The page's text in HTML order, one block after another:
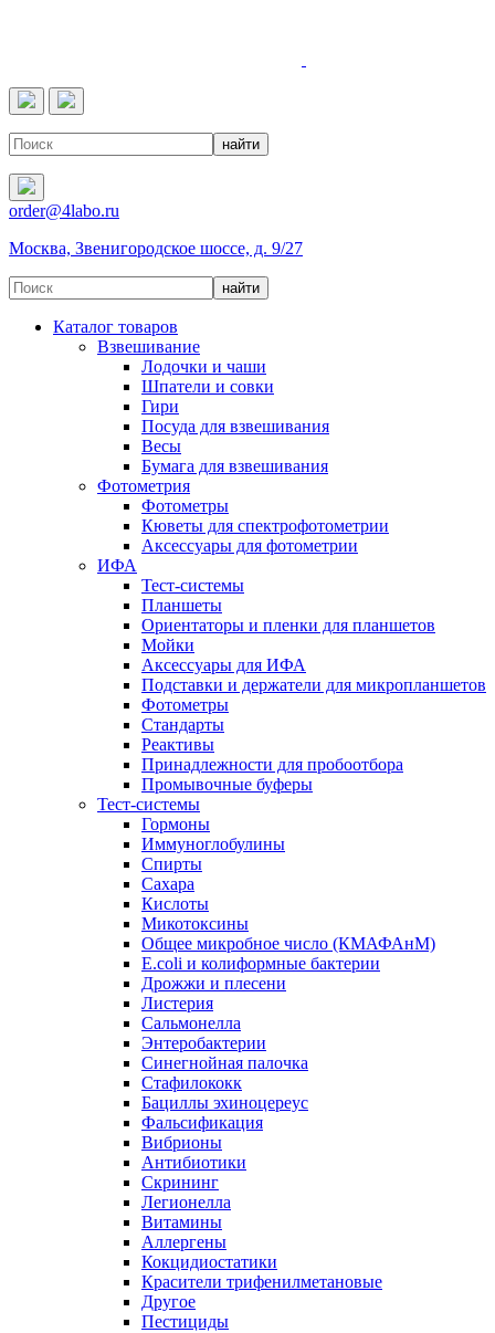
order@4labo.ru
Москва, Звенигородское шоссе, д. 9/27
Каталог товаров
Взвешивание
Лодочки и чаши
Шпатели и совки
Гири
Посуда для взвешивания
Весы
Бумага для взвешивания
Фотометрия
Фотометры
Кюветы для спектрофотометрии
Аксессуары для фотометрии
ИФА
Тест-системы
Планшеты
Ориентаторы и пленки для планшетов
Мойки
Аксессуары для ИФА
Подставки и держатели для микропланшетов
Фотометры
Стандарты
Реактивы
Принадлежности для пробоотбора
Промывочные буферы
Тест-системы
Гормоны
Иммуноглобулины
Спирты
Сахара
Кислоты
Микотоксины
Общее микробное число (КМАФАнМ)
E.coli и колиформные бактерии
Дрожжи и плесени
Листерия
Сальмонелла
Энтеробактерии
Синегнойная палочка
Стафилококк
Бациллы эхиноцереус
Фальсификация
Вибрионы
Антибиотики
Скрининг
Легионелла
Витамины
Аллергены
Кокцидиостатики
Красители трифенилметановые
Другое
Пестициды